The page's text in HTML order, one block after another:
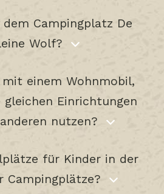
Campingplatz De
Wolf?
einem Wohnmobil,
gleichen Einrichtungen
nutzen?
für Kinder in der
Campingplätze?